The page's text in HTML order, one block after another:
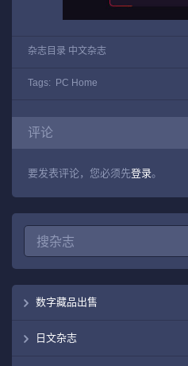
杂志目录 中文杂志
Tags: PC Home
评论
要发表评论，您必须先登录。
数字藏品出售
日文杂志